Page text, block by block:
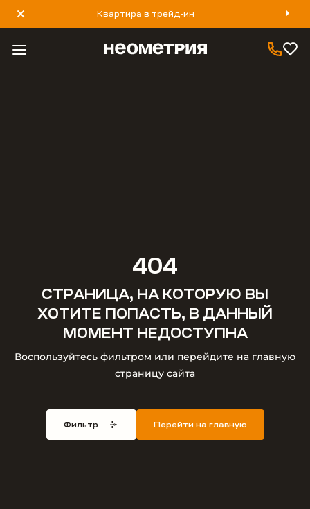
Квартира в трейд-ин
8 800 777 40 93
404
СТРАНИЦА, НА КОТОРУЮ ВЫ
ХОТИТЕ ПОПАСТЬ, В ДАННЫЙ
МОМЕНТ НЕДОСТУПНА
Воспользуйтесь фильтром или перейдите на главную
страницу сайта
Фильтр Перейти на главную